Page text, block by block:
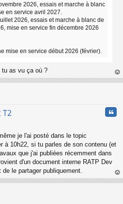
2026, essais et marche à blanc
en service avril 2027.
2026, essais et marche à blanc de
mise en service fin décembre 2026
mise en service début 2026 (février).
as vu ça où ?
au
T2
je l'ai posté dans le topic
à 10h22, si tu parles de son contenu (et
que j'ai publiées récemment dans
d'un document interne RATP Dev
le partager publiquement.
au